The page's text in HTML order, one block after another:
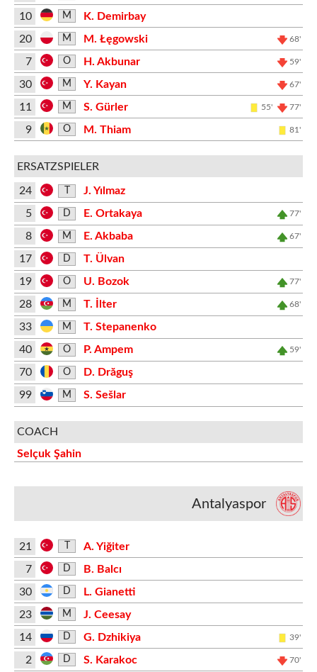
10 M
K. Demirbay
20
M M. Łęgowski 68'
7 O H. Akbunar 59'
30 M Y. Kayan 67'
11 M S. Gürler 55' 77'
9 O M. Thiam 81'
ERSATZSPIELER
24
J. Yılmaz
5
D E. Ortakaya 77'
8 M E. Akbaba 67'
17 D
T. Ülvan
19
O U. Bozok 77'
28 M T. İlter 68'
33 M
T. Stepanenko
40
O P. Ampem 59'
70 O
D. Drăguş
99
M S. Sešlar
COACH
Selçuk Şahin
Antalyaspor
21
A. Yiğiter
7
D
B. Balcı
30
D
L. Gianetti
23
M
J. Ceesay
14
D G. Dzhikiya 39'
2 D S. Karakoc 70'